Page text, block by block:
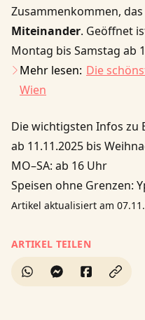
Zusammenkommen,
Miteinander. Geöffnet
Montag bis Samstag ab
Mehr lesen: Die
Wien
Die wichtigsten Infos zu
ab 11.11.2025 bis
MO–SA: ab 16 Uhr
Speisen ohne Grenzen:
Artikel aktualisiert am
ARTIKEL TEILEN